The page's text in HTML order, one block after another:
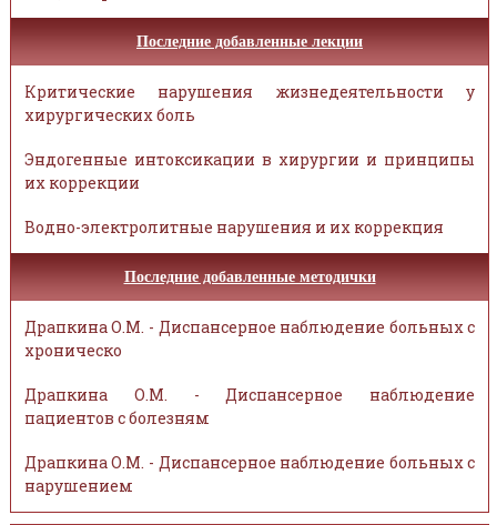
Последние добавленные лекции
Критические нарушения жизнедеятельности у
хирургических боль
Эндогенные интоксикации в хирургии и принципы
их коррекции
Водно-электролитные нарушения и их коррекция
Последние добавленные методички
Драпкина О.М. - Диспансерное наблюдение больных с
хроническо
Драпкина О.М. - Диспансерное наблюдение
пациентов с болезням
Драпкина О.М. - Диспансерное наблюдение больных с
нарушением